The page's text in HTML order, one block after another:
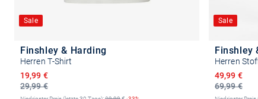
Sale
Finshley & Harding
Herren T-Shirt
29,99 €
Ermäßigter Preis
19,99 €
Sale
Finshley
Herren
69,99 €
Ermäßigter
49,99 €